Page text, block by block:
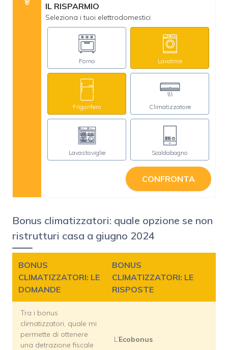
IL RISPARMIO
Seleziona i tuoi elettrodomestici
Forno Lavatrice
Frigorifero Climatizzatore
Lavastoviglie Scaldabagno
CONFRONTA
Bonus climatizzatori: quale opzione se non
ristrutturi casa a giugno 2024
BONUS
CLIMATIZZATORI: LE
DOMANDE
BONUS
CLIMATIZZATORI: LE
RISPOSTE
Tra i bonus
climatizzatori, quale mi
permette di ottenere
una detrazione fiscale
L’Ecobonus